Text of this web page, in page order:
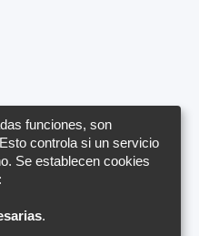
funciones, son
controla si un servicio
Se establecen cookies
.